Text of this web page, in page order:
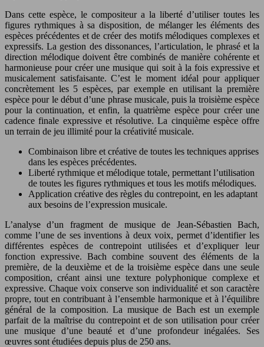
Dans cette espèce, le compositeur a la liberté d’utiliser toutes les
figures rythmiques à sa disposition, de mélanger les éléments des
espèces précédentes et de créer des motifs mélodiques complexes et
expressifs. La gestion des dissonances, l’articulation, le phrasé et la
direction mélodique doivent être combinés de manière cohérente et
harmonieuse pour créer une musique qui soit à la fois expressive et
musicalement satisfaisante. C’est le moment idéal pour appliquer
concrètement les 5 espèces, par exemple en utilisant la première
espèce pour le début d’une phrase musicale, puis la troisième espèce
pour la continuation, et enfin, la quatrième espèce pour créer une
cadence finale expressive et résolutive. La cinquième espèce offre
un terrain de jeu illimité pour la créativité musicale.
Combinaison libre et créative de toutes les techniques apprises
dans les espèces précédentes.
Liberté rythmique et mélodique totale, permettant l’utilisation
de toutes les figures rythmiques et tous les motifs mélodiques.
Application créative des règles du contrepoint, en les adaptant
aux besoins de l’expression musicale.
L’analyse d’un fragment de musique de Jean-Sébastien Bach,
comme l’une de ses inventions à deux voix, permet d’identifier les
différentes espèces de contrepoint utilisées et d’expliquer leur
fonction expressive. Bach combine souvent des éléments de la
première, de la deuxième et de la troisième espèce dans une seule
composition, créant ainsi une texture polyphonique complexe et
expressive. Chaque voix conserve son individualité et son caractère
propre, tout en contribuant à l’ensemble harmonique et à l’équilibre
général de la composition. La musique de Bach est un exemple
parfait de la maîtrise du contrepoint et de son utilisation pour créer
une musique d’une beauté et d’une profondeur inégalées. Ses
œuvres sont étudiées depuis plus de 250 ans.